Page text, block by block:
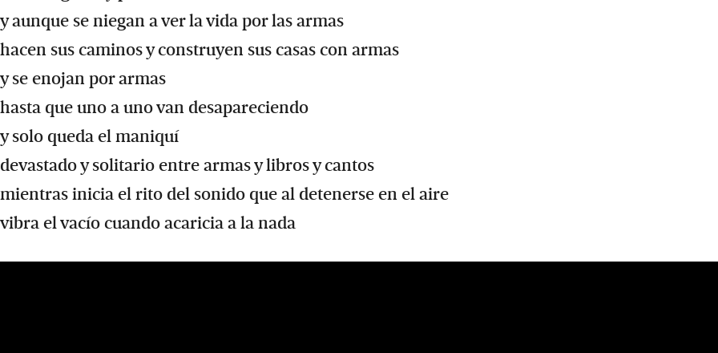
y aunque se niegan a ver la vida por las armas
hacen sus caminos y construyen sus casas con armas
y se enojan por armas
hasta que uno a uno van desapareciendo
y solo queda el maniquí
devastado y solitario entre armas y libros y cantos
mientras inicia el rito del sonido que al detenerse en el aire
vibra el vacío cuando acaricia a la nada